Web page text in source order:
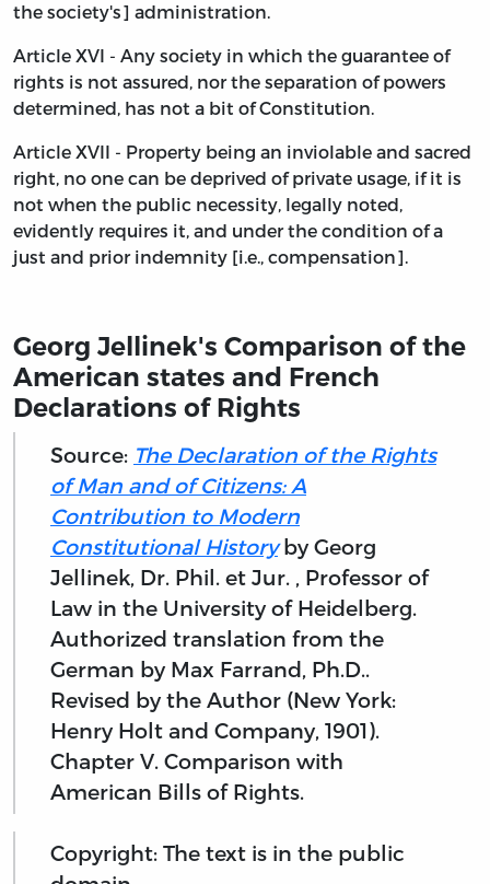
the society's] administration.
Article XVI - Any society in which the guarantee of
rights is not assured, nor the separation of powers
determined, has not a bit of Constitution.
Article XVII - Property being an inviolable and sacred
right, no one can be deprived of private usage, if it is
not when the public necessity, legally noted,
evidently requires it, and under the condition of a
just and prior indemnity [i.e., compensation].
Georg Jellinek's Comparison of the
American states and French
Declarations of Rights
Source: The Declaration of the Rights
of Man and of Citizens: A
Contribution to Modern
Constitutional Historyby Georg
Jellinek, Dr. Phil. et Jur. , Professor of
Law in the University of Heidelberg.
Authorized translation from the
German by Max Farrand, Ph.D..
Revised by the Author (New York:
Henry Holt and Company, 1901).
Chapter V. Comparison with
American Bills of Rights.
Copyright: The text is in the public